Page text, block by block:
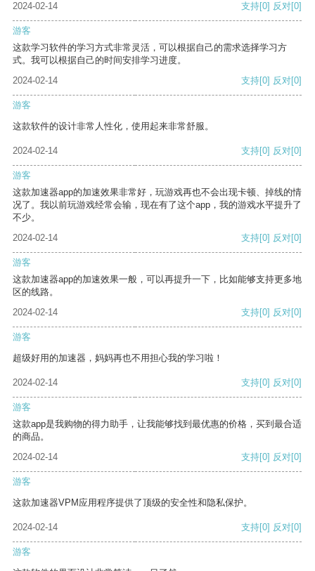
2024-02-14 支持[0] 反对[0]
游客
这款学习软件的学习方式非常灵活，可以根据自己的需求选择学习方
式。我可以根据自己的时间安排学习进度。
2024-02-14
支持[0] 反对[0]
游客
这款软件的设计非常人性化，使用起来非常舒服。
2024-02-14 支持[0] 反对[0]
游客
这款加速器app的加速效果非常好，玩游戏再也不会出现卡顿、掉线的情
况了。我以前玩游戏经常会输，现在有了这个app，我的游戏水平提升了
不少。
2024-02-14
支持[0] 反对[0]
游客
这款加速器app的加速效果一般，可以再提升一下，比如能够支持更多地
区的线路。
2024-02-14
支持[0] 反对[0]
游客
超级好用的加速器，妈妈再也不用担心我的学习啦！
2024-02-14 支持[0] 反对[0]
游客
这款app是我购物的得力助手，让我能够找到最优惠的价格，买到最合适
的商品。
2024-02-14
支持[0] 反对[0]
游客
这款加速器VPM应用程序提供了顶级的安全性和隐私保护。
2024-02-14 支持[0] 反对[0]
游客